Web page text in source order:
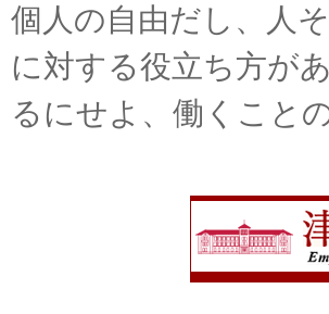
個人の自由だし、人
に対する役立ち方が
るにせよ、働くこと